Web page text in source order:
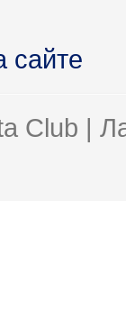
сайте
Club |